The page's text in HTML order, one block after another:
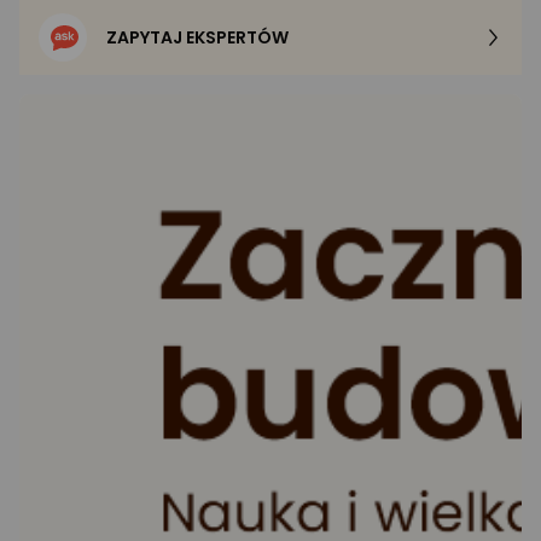
Sortowanie domyślne
Po popularności
Po ilości komentarzy
ZAPYTAJ EKSPERTÓW